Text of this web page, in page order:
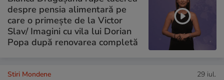
despre pensia alimentară pe
care o primește de la Victor
Slav/ Imagini cu vila lui Dorian
Popa după renovarea completă
Stiri Mondene 29 iul.